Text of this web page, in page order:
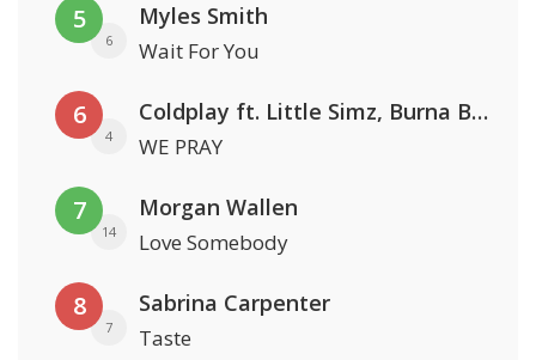
5
6
Myles Smith
Wait For You
6
4
Coldplay ft. Little Simz, Burna Boy, Elyanna & Tini
WE PRAY
7
14
Morgan Wallen
Love Somebody
8
7
Sabrina Carpenter
Taste